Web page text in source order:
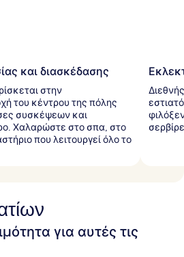
και διασκέδασης
στην
του κέντρου της πόλης
συσκέψεων και
Χαλαρώστε στο σπα, στο
που λειτουργεί όλο το
για αυτές τις